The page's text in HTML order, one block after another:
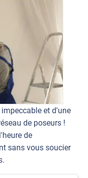
et d'une
de poseurs !
de
sans vous soucier